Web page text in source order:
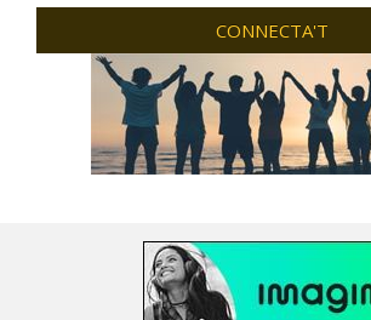
CONNECTA'T